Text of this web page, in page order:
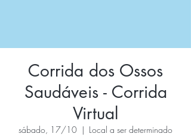
Corrida dos Ossos
Saudáveis - Corrida
Virtual
sábado, 17/10
  |
Local a ser determinado